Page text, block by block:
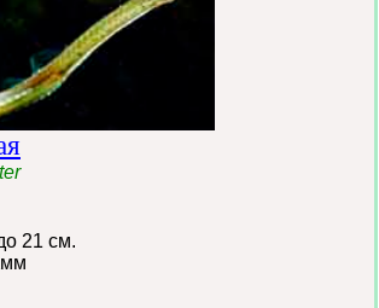
21 см.